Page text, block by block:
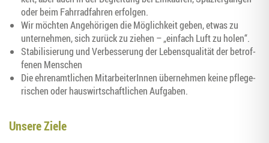
oder beim Fahr­rad­fah­ren erfolgen.
Wir möch­ten Ange­hö­ri­gen die Mög­lich­keit geben, etwas zu
unter­neh­men, sich zurück zu zie­hen – „ein­fach Luft zu holen“.
Sta­bi­li­sie­rung und Ver­bes­se­rung der Lebens­qua­li­tät der betrof­
fe­nen Menschen
Die ehren­amt­li­chen Mit­ar­bei­te­rIn­nen über­neh­men kei­ne pfle­ge­
ri­schen oder haus­wirt­schaft­li­chen Aufgaben.
Unse­re Ziele